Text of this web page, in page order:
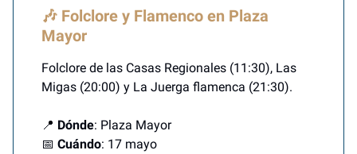
🎶 Folclore y Flamenco en Plaza
Mayor
Folclore de las Casas Regionales (11:30), Las
Migas (20:00) y La Juerga flamenca (21:30).
📍 Dónde: Plaza Mayor
📅 Cuándo: 17 mayo